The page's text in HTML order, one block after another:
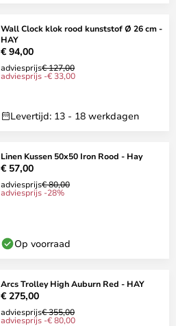
Wall Clock klok rood kunststof Ø 26 cm -
HAY
€ 94,00
adviesprijs€ 127,00
adviesprijs -€ 33,00
Levertijd: 13 - 18 werkdagen
Linen Kussen 50x50 Iron Rood - Hay
€ 57,00
adviesprijs€ 80,00
adviesprijs -28%
Op voorraad
Arcs Trolley High Auburn Red - HAY
€ 275,00
adviesprijs€ 355,00
adviesprijs -€ 80,00